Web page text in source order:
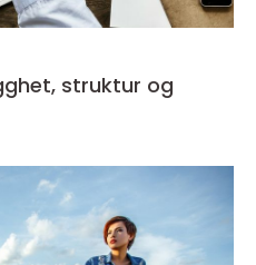
struktur og